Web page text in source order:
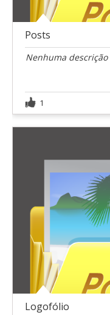
Posts
Nenhuma
1
Logofólio